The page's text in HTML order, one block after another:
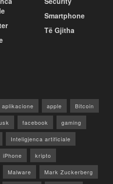
Smartphone
Të Gjitha
aplikacione apple Bitcoin
facebook gaming
Inteligjenca artificiale
iPhone kripto
Malware Mark Zuckerberg